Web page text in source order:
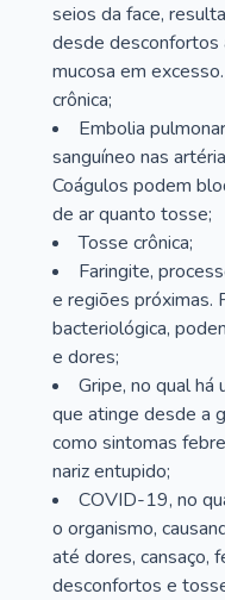
seios da face,
desde desconfortos
mucosa em
crônica;
Embolia
sanguíneo nas
Coágulos podem
de ar quanto tosse;
Tosse crônica;
Faringite,
e regiões próximas.
bacteriológica,
e dores;
Gripe, no qual há
que atinge desde a
como sintomas
nariz entupido;
COVID-19, no
o organismo,
até dores, cansaço,
desconfortos e